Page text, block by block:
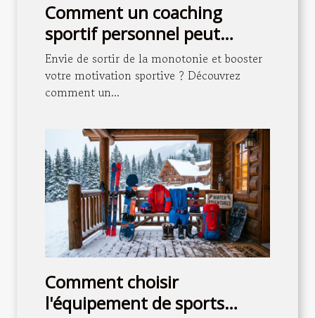
Comment un coaching
sportif personnel peut
transformer votre routine
quotidienne ?
Envie de sortir de la monotonie et booster
votre motivation sportive ? Découvrez
comment un...
Comment choisir
l'équipement de sports